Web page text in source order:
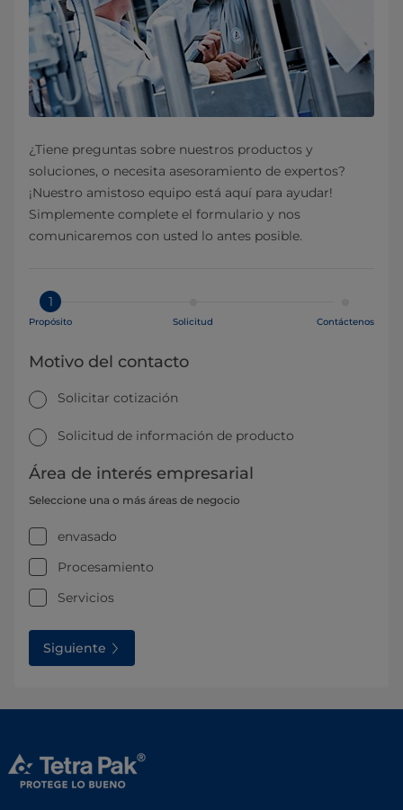
¿Tiene preguntas sobre nuestros productos y
soluciones, o necesita asesoramiento de expertos?
¡Nuestro amistoso equipo está aquí para ayudar!
Simplemente complete el formulario y nos
comunicaremos con usted lo antes posible.
1
Propósito Solicitud Contáctenos
Motivo del contacto
Solicitar cotización
Solicitud de información de producto
Área de interés empresarial
Seleccione una o más áreas de negocio
envasado
Procesamiento
Servicios
Siguiente